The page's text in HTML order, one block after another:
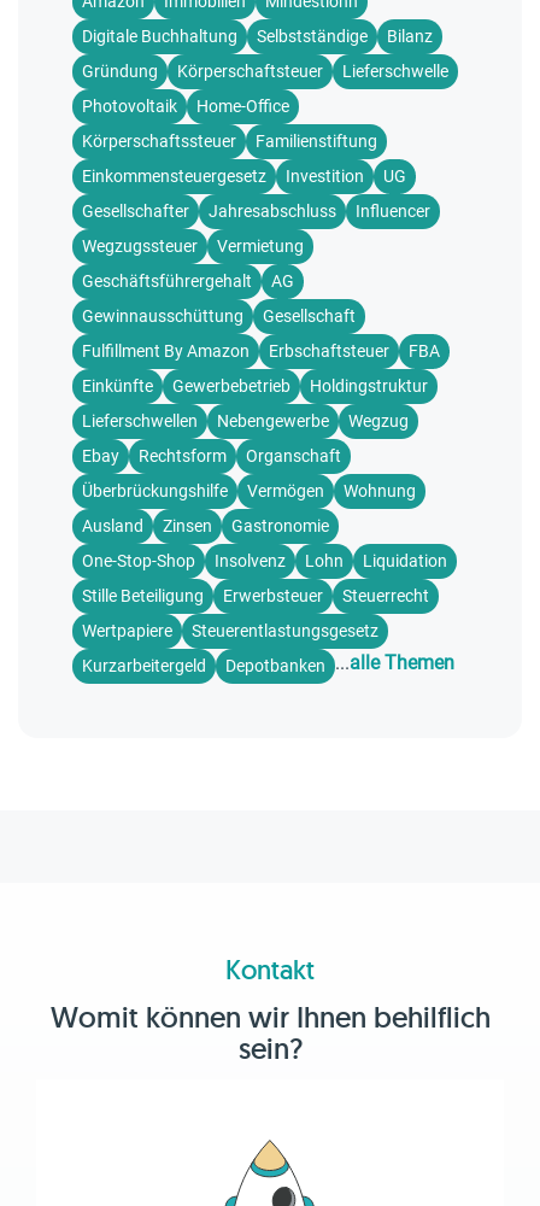
Digitale Buchhaltung
Selbstständige
Bilanz
Gründung
Körperschaftsteuer
Lieferschwelle
Photovoltaik
Home-Office
Körperschaftssteuer
Familienstiftung
Einkommensteuergesetz
Investition
UG
Gesellschafter
Jahresabschluss
Influencer
Wegzugssteuer
Vermietung
Geschäftsführergehalt
AG
Gewinnausschüttung
Gesellschaft
Fulfillment By Amazon
Erbschaftsteuer
FBA
Einkünfte
Gewerbebetrieb
Holdingstruktur
Lieferschwellen
Nebengewerbe
Wegzug
Ebay
Rechtsform
Organschaft
Überbrückungshilfe
Vermögen
Wohnung
Ausland
Zinsen
Gastronomie
One-Stop-Shop
Insolvenz Lohn
Liquidation
Stille Beteiligung
Erwerbsteuer
Steuerrecht
Wertpapiere
Steuerentlastungsgesetz
Kurzarbeitergeld
Depotbanken ...alle Themen
Kontakt
Womit können wir Ihnen behilflich
sein?